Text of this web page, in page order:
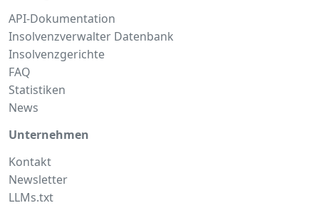
API-Dokumentation
Insolvenzverwalter Datenbank
Insolvenzgerichte
FAQ
Statistiken
News
Unternehmen
Kontakt
Newsletter
LLMs.txt